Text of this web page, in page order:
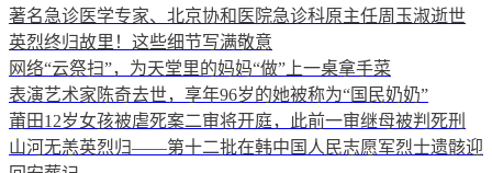
著名急诊医学专家、北京协和医院急诊科原主任周玉淑逝世
英烈终归故里！这些细节写满敬意
网络“云祭扫”，为天堂里的妈妈“做”上一桌拿手菜
表演艺术家陈奇去世，享年96岁的她被称为“国民奶奶”
莆田12岁女孩被虐死案二审将开庭，此前一审继母被判死刑
山河无恙英烈归——第十二批在韩中国人民志愿军烈士遗骸迎